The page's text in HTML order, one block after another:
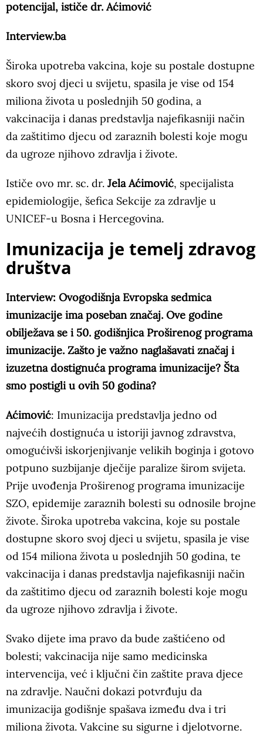
potencijal, ističe dr. Aćimović
Interview.ba
Široka upotreba vakcina, koje su postale dostupne
skoro svoj djeci u svijetu, spasila je vise od 154
miliona života u poslednjih 50 godina, a
vakcinacija i danas predstavlja najefikasniji način
da zaštitimo djecu od zaraznih bolesti koje mogu
da ugroze njihovo zdravlja i živote.
Ističe ovo mr. sc. dr. Jela Aćimović, specijalista
epidemiologije, šefica Sekcije za zdravlje u
UNICEF-u Bosna i Hercegovina.
Imunizacija je temelj zdravog
društva
Interview: Ovogodišnja Evropska sedmica
imunizacije ima poseban značaj. Ove godine
obilježava se i 50. godišnjica Proširenog programa
imunizacije. Zašto je važno naglašavati značaj i
izuzetna dostignuća programa imunizacije? Šta
smo postigli u ovih 50 godina?
Aćimović: Imunizacija predstavlja jedno od
najvećih dostignuća u istoriji javnog zdravstva,
omogućivši iskorjenjivanje velikih boginja i gotovo
potpuno suzbijanje dječije paralize širom svijeta.
Prije uvođenja Proširenog programa imunizacije
SZO, epidemije zaraznih bolesti su odnosile brojne
živote. Široka upotreba vakcina, koje su postale
dostupne skoro svoj djeci u svijetu, spasila je vise
od 154 miliona života u poslednjih 50 godina, te
vakcinacija i danas predstavlja najefikasniji način
da zaštitimo djecu od zaraznih bolesti koje mogu
da ugroze njihovo zdravlja i živote.
Svako dijete ima pravo da bude zaštićeno od
bolesti; vakcinacija nije samo medicinska
intervencija, već i ključni čin zaštite prava djece
na zdravlje. Naučni dokazi potvrđuju da
imunizacija godišnje spašava između dva i tri
miliona života. Vakcine su sigurne i djelotvorne.